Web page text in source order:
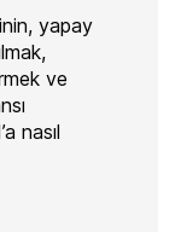
yapay
ve
nasıl